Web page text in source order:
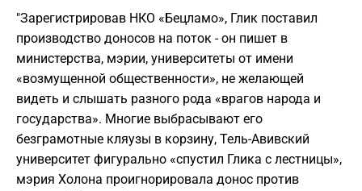
"Зарегистрировав НКО «Бецламо», Глик поставил
производство доносов на поток - он пишет в
министерства, мэрии, университеты от имени
«возмущенной общественности», не желающей
видеть и слышать разного рода «врагов народа и
государства». Многие выбрасывают его
безграмотные кляузы в корзину, Тель-Авивский
университет фигурально «спустил Глика с лестницы»,
мэрия Холона проигнорировала донос против